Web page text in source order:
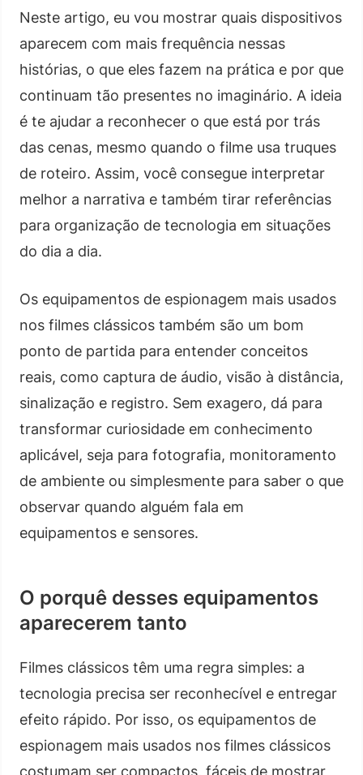
Neste artigo, eu vou mostrar quais dispositivos
aparecem com mais frequência nessas
histórias, o que eles fazem na prática e por que
continuam tão presentes no imaginário. A ideia
é te ajudar a reconhecer o que está por trás
das cenas, mesmo quando o filme usa truques
de roteiro. Assim, você consegue interpretar
melhor a narrativa e também tirar referências
para organização de tecnologia em situações
do dia a dia.
Os equipamentos de espionagem mais usados
nos filmes clássicos também são um bom
ponto de partida para entender conceitos
reais, como captura de áudio, visão à distância,
sinalização e registro. Sem exagero, dá para
transformar curiosidade em conhecimento
aplicável, seja para fotografia, monitoramento
de ambiente ou simplesmente para saber o que
observar quando alguém fala em
equipamentos e sensores.
O porquê desses equipamentos
aparecerem tanto
Filmes clássicos têm uma regra simples: a
tecnologia precisa ser reconhecível e entregar
efeito rápido. Por isso, os equipamentos de
espionagem mais usados nos filmes clássicos
costumam ser compactos, fáceis de mostrar